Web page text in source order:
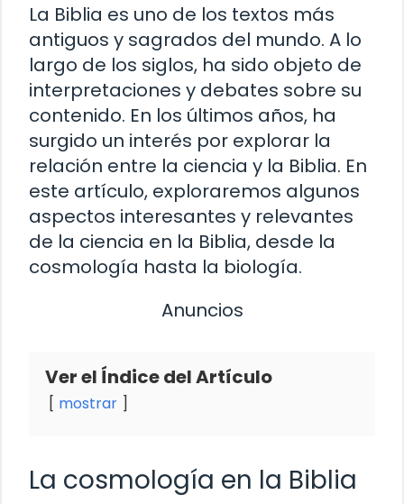
La Biblia es uno de los textos más
antiguos y sagrados del mundo. A lo
largo de los siglos, ha sido objeto de
interpretaciones y debates sobre su
contenido. En los últimos años, ha
surgido un interés por explorar la
relación entre la ciencia y la Biblia. En
este artículo, exploraremos algunos
aspectos interesantes y relevantes
de la ciencia en la Biblia, desde la
cosmología hasta la biología.
Anuncios
Ver el Índice del Artículo
mostrar
La cosmología en la Biblia